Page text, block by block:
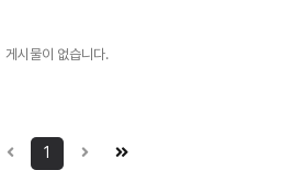
게시물이 없습니다.
1